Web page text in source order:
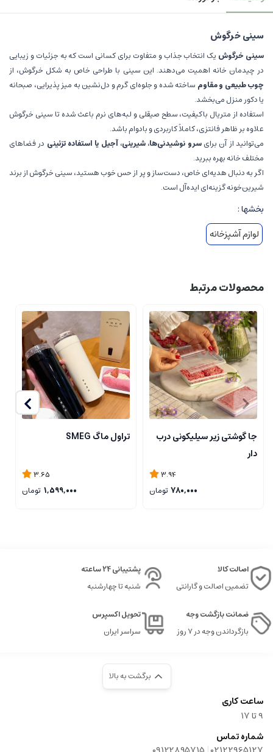
سینی خرگوش
سینی خرگوش یک انتخاب جذاب و متفاوت برای کسانی است که به جزئیات و زیبایی
در چیدمان خانه اهمیت می‌دهند. این سینی با طراحی خاص به شکل خرگوش، از
چوب طبیعی و مقاوم ساخته شده و جلوه‌ای گرم و دل‌نشین به میز پذیرایی، صبحانه
یا دکور منزل می‌بخشد.
استفاده از متریال باکیفیت، سطح صیقلی و لبه‌های نرم باعث شده تا سینی خرگوش
علاوه بر ظاهر فانتزی، کاملاً کاربردی و بادوام باشد.
می‌توانید از آن برایسرو نوشیدنی‌ها، شیرینی، آجیل یا استفاده تزئینی در فضاهای
مختلف خانه بهره ببرید.
اگر به دنبال هدیه‌ای خاص، دست‌ساز و پر از حس خوب هستید، سینی خرگوش از برند
شیرین‌خونه گزینه‌ای ایده‌آل است.
بخشها :
لوازم آشپزخانه
محصولات مرتبط
جا گوشتی زیر سیلیکونی درب
دار
3.94
780,000 تومان
تراول ماگ SMEG
3.65
1,599,000 تومان
اصالت کالا
تضمین اصالت و گارانتی
پشتیبانی 24 ساعته
شنبه تا چهارشنبه
ضمانت بازگشت وجه
بازگرداندن وجه در ۷ روز
تحویل اکسپرس
سراسر ایران
برگشت به بالا
ساعت کاری
9‌ تا ۱۷
شماره تماس